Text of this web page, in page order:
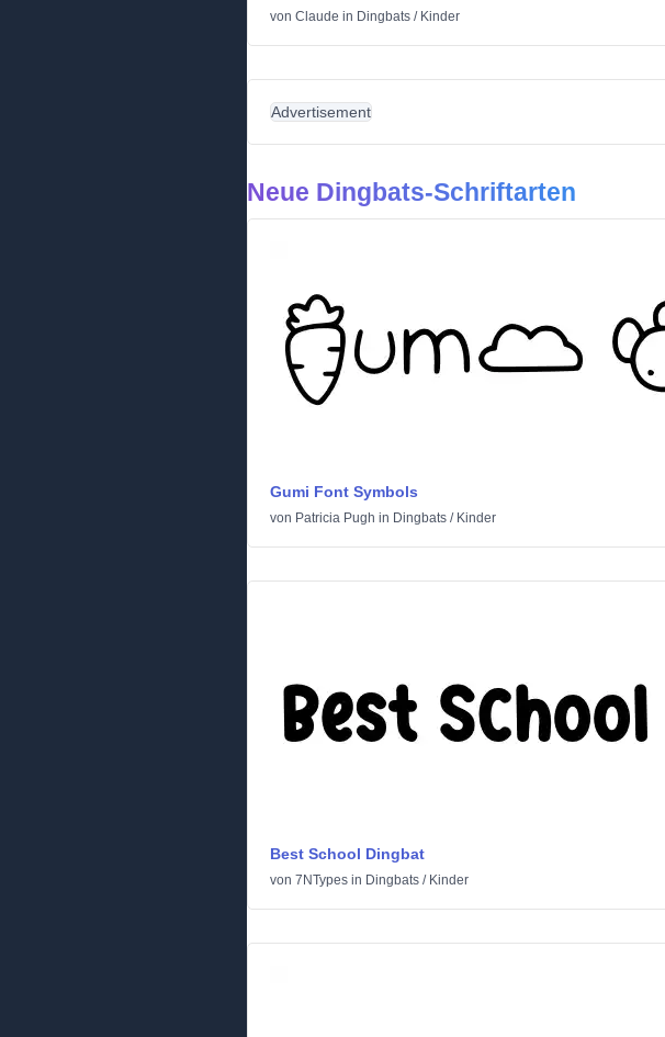
von Claude in Dingbats / Kinder
Advertisement
Neue Dingbats-Schriftarten
Gumi Font Symbols
von Patricia Pugh in Dingbats / Kinder
Best School Dingbat
von 7NTypes in Dingbats / Kinder